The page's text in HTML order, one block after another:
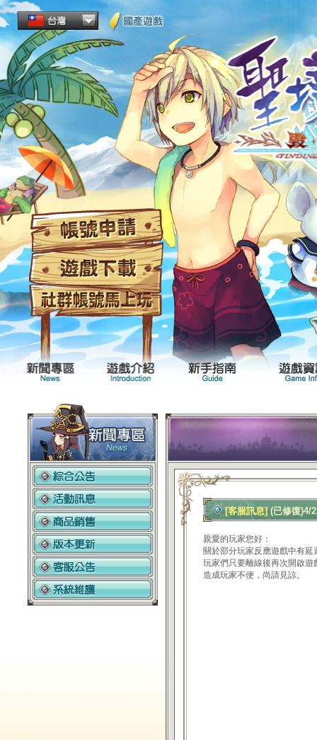
新聞專區 遊戲介紹
帳
遊
社
[客服訊息] (已修復)4/
親愛的玩家您好：
關於部分玩家反應遊戲中有
玩家們只要離線後再次開啟遊
造成玩家不便，尚請見諒。